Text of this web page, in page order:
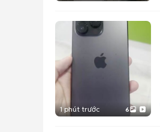
1 phút trước 6